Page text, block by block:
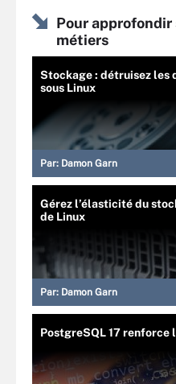
Pour
métiers
Stockage : détruisez les
sous Linux
Par: Damon Garn
Gérez l’élasticité du
de Linux
Par: Damon Garn
PostgreSQL 17 renforce